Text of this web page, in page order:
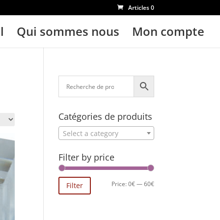
Articles 0
Qui sommes nous Mon compte
Catégories de produits
Select a category
Filter by price
Min
Max
Filter Price:0€—60€